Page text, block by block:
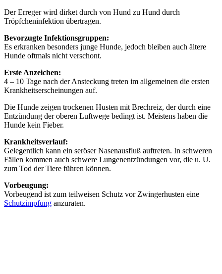
Der Erreger wird dirket durch von Hund zu Hund durch
Tröpfcheninfektion übertragen.
Bevorzugte Infektionsgruppen:
Es erkranken besonders junge Hunde, jedoch bleiben auch ältere
Hunde oftmals nicht verschont.
Erste Anzeichen:
4 – 10 Tage nach der Ansteckung treten im allgemeinen die ersten
Krankheitserscheinungen auf.
Die Hunde zeigen trockenen Husten mit Brechreiz, der durch eine
Entzündung der oberen Luftwege bedingt ist. Meistens haben die
Hunde kein Fieber.
Krankheitsverlauf:
Gelegentlich kann ein seröser Nasenausfluß auftreten. In schweren
Fällen kommen auch schwere Lungenentzündungen vor, die u. U.
zum Tod der Tiere führen können.
Vorbeugung:
Vorbeugend ist zum teilweisen Schutz vor Zwingerhusten eine
Schutzimpfung anzuraten.